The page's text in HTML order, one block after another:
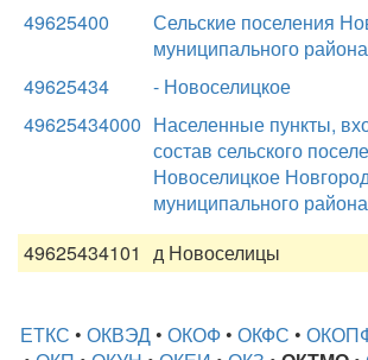
49625400
Сельские поселения
муниципального
49625434
- Новоселицкое
49625434000 Населенные пункты,
состав сельского
Новоселицкое
муниципального района
49625434101 д Новоселицы
ЕТКС • ОКВЭД • ОКОФ • ОКФС •